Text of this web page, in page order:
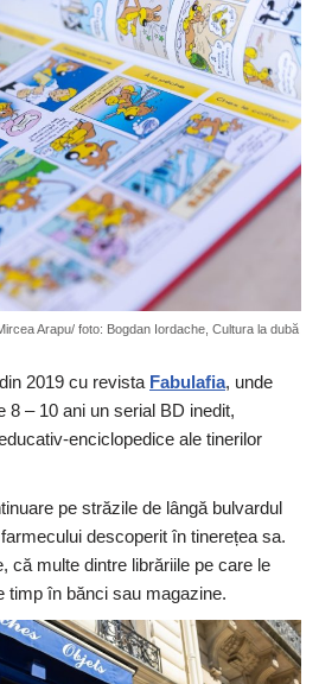
Arapu/ foto: Bogdan Iordache, Cultura la dubă
2019 cu revista Fabulafia, unde
8 – 10 ani un serial BD inedit,
enciclopedice ale tinerilor
pe străzile de lângă bulvardul
descoperit în tinerețea sa.
că multe dintre librăriile pe care le
timp în bănci sau magazine.